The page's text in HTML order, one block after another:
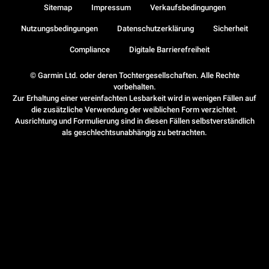
© Garmin Ltd. oder deren Tochtergesellschaften. Alle Rechte
vorbehalten.
Zur Erhaltung einer vereinfachten Lesbarkeit wird in wenigen Fällen auf
die zusätzliche Verwendung der weiblichen Form verzichtet.
Ausrichtung und Formulierung sind in diesen Fällen selbstverständlich
als geschlechtsunabhängig zu betrachten.
Sitemap Impressum Verkaufsbedingungen
Nutzungsbedingungen Datenschutzerklärung Sicherheit
Compliance Digitale Barrierefreiheit